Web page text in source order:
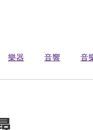
樂器 音響 音